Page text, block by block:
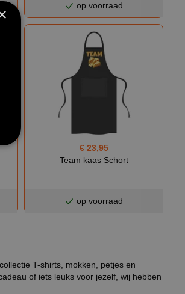
op voorraad
€ 23,95
Team kaas Schort
op voorraad
T-shirts, mokken, petjes en
of iets leuks voor jezelf, wij hebben